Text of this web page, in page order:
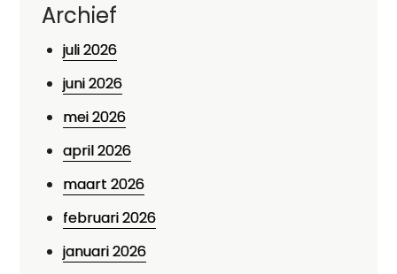
Archief
juli 2026
juni 2026
mei 2026
april 2026
maart 2026
februari 2026
januari 2026